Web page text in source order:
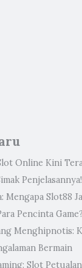
Online Kini
Penjelasannya!
Mengapa Slot88
Pencinta Game?
Menghipnotis:
Bermain
Slot